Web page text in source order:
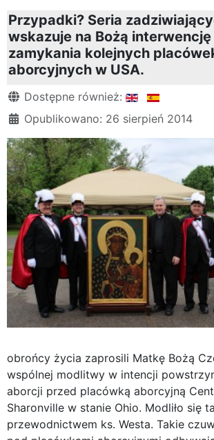
Przypadki? Seria
wskazuje na Bożą interwencję
zamykania kolejnych
aborcyjnych w USA.
Szczegóły
Dostępne również:
Opublikowano: 26 sierpień 2014
obrońcy życia zaprosili Matkę Bożą
wspólnej modlitwy w intencji
aborcji przed placówką aborcyjną
Sharonville w stanie Ohio. Modliło się
przewodnictwem ks. Westa. Takie